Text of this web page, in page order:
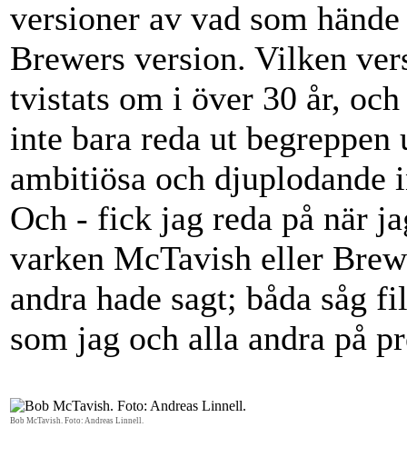
versioner av vad som
Brewers version. Vilken
tvistats om i över 30 år,
inte bara reda ut
ambitiösa och djuplodande
Och - fick jag reda på när
varken McTavish eller
andra hade sagt; båda såg
som jag och alla andra på
Bob McTavish. Foto: Andreas Linnell.